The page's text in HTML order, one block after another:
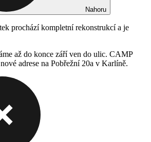
Nahoru
prochází kompletní rekonstrukcí a je
až do konce září ven do ulic. CAMP
adrese na Pobřežní 20a v Karlíně.